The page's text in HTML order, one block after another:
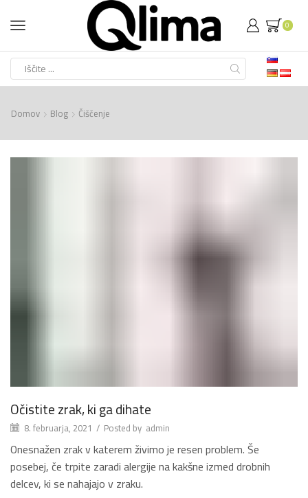
0
input
Domov Blog Čiščenje
Očistite zrak, ki ga dihate
8. februarja, 2021 / Posted by admin
Onesnažen zrak v katerem živimo je resen problem. Še
posebej, če trpite zaradi alergije na kakšne izmed drobnih
delcev, ki se nahajajo v zraku.